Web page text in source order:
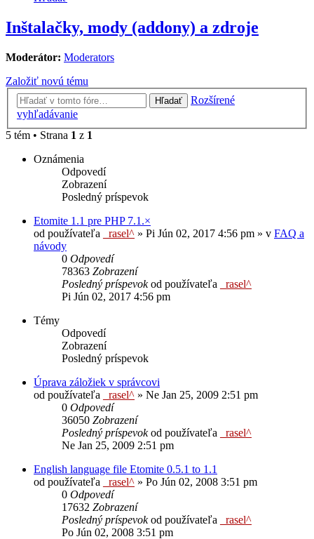
Inštalačky, mody (addony) a zdroje
Moderátor: Moderators
Založiť novú tému
Hľadať
Rozšírené
vyhľadávanie
5 tém • Strana 1 z 1
Oznámenia
Odpovedí
Zobrazení
Posledný príspevok
Etomite 1.1 pre PHP 7.1.×
od používateľa
_rasel^ » Pi Jún 02, 2017 4:56 pm » v FAQ a
návody
0 Odpovedí
78363 Zobrazení
Posledný príspevokod používateľa
_rasel^
Pi Jún 02, 2017 4:56 pm
Témy
Odpovedí
Zobrazení
Posledný príspevok
Úprava záložiek v správcovi
od používateľa
_rasel^ » Ne Jan 25, 2009 2:51 pm
0 Odpovedí
36050 Zobrazení
Posledný príspevokod používateľa
_rasel^
Ne Jan 25, 2009 2:51 pm
English language file Etomite 0.5.1 to 1.1
od používateľa
_rasel^ » Po Jún 02, 2008 3:51 pm
0 Odpovedí
17632 Zobrazení
Posledný príspevokod používateľa
_rasel^
Po Jún 02, 2008 3:51 pm